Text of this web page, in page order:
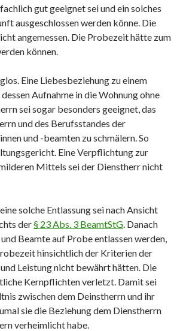
gut geeignet sei und ein solches
ausgeschlossen werden könne. Die
angemessen. Die Probezeit hätte zum
können.
Eine Liebesbeziehung zu einem
Aufnahme in die Wohnung ohne
sei sogar besonders geeignet, das
und des Berufsstandes der
und -beamten zu schmälern. So
Eine Verpflichtung zur
Mittels sei der Dienstherr nicht
solche Entlassung sei nach Ansicht
der§ 23 Abs. 3 BeamtStG. Danach
Beamte auf Probe entlassen werden,
hinsichtlich der Kriterien der
Leistung nicht bewährt hätten. Die
Kernpflichten verletzt. Damit sei
zwischen dem Deinstherrn und ihr
sie die Beziehung dem Dienstherrn
verheimlicht habe.